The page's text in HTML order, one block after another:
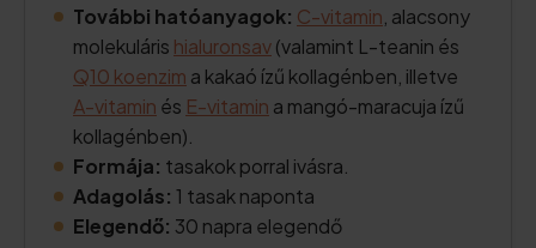
További hatóanyagok: C-vitamin , alacsony
molekuláris hialuronsav(valamint L-teanin és
Q10 koenzim a kakaó ízű kollagénben, illetve
A-vitamin és E-vitamin a mangó-maracuja ízű
kollagénben).
Formája: tasakok porral ivásra.
Adagolás: 1 tasak naponta
Elegendő: 30 napra elegendő